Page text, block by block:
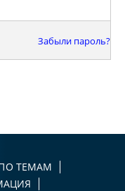
Забыли пароль?
ТЕМАМ